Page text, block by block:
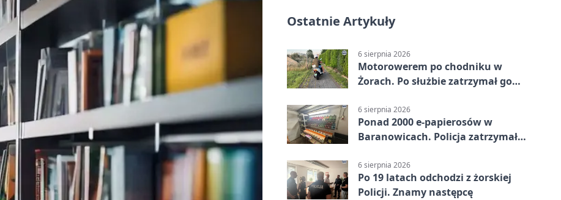
Ostatnie Artykuły
6 sierpnia 2026
Motorowerem po chodniku w
Żorach. Po służbie zatrzymał go
6 sierpnia 2026
Ponad 2000 e-papierosów w
Baranowicach. Policja zatrzymała
6 sierpnia 2026
Po 19 latach odchodzi z żorskiej
Policji. Znamy następcę